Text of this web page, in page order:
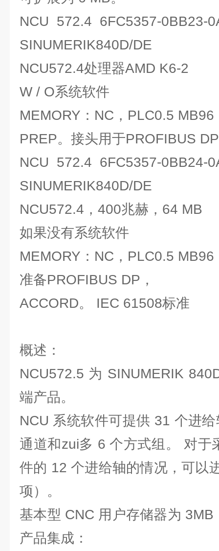
NCU 572.4 6FC5357-0BB23-
SINUMERIK840D/DE
NCU572.4处理器AMD K6-2
W / O系统软件
MEMORY：NC，PLC0.5 MB96
PREP。接头用于PROFIBUS DP
NCU 572.4 6FC5357-0BB24-
SINUMERIK840D/DE
NCU572.4，400兆赫，64 MB
如果没有系统软件
MEMORY：NC，PLC0.5 MB96
准备PROFIBUS DP，
ACCORD。 IEC 61508标准
概述：
NCU572.5 为 SINUMERIK
端产品。
NCU 系统软件可提供 31 个进
通道和zui多 6 个方式组。 对于
件的 12 个进给轴的情况，可以
项）。
基本型 CNC 用户存储器为
产品集成：